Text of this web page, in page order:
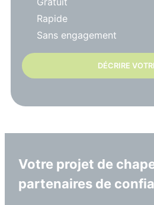
Rapide
Sans engagement
DÉCRIRE
Votre projet de
partenaires de